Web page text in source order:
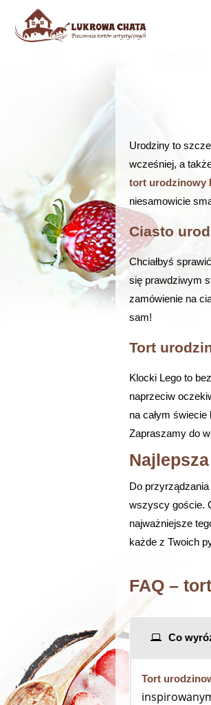
Urodziny to
wcześniej, a
tort urodzinowy
niesamowicie
Ciasto
Chciałbyś
się prawdziwym
zamówienie na
sam!
Tort
Klocki Lego to
naprzeciw
na całym
Zapraszamy do
Do
wszyscy goście.
najważniejsze
każde z Twoich
FAQ –
Co
Tort